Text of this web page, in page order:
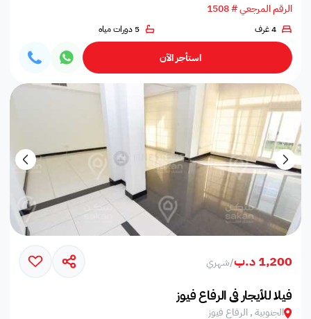
الرقم المرجعي # 1508
4 غرف 5 دورات مياه
استأجر الآن
1,200 د.ب /شهري
فيلا للأيجار في الرفاع فيوز
الجنوبية , الرفاع فيوز